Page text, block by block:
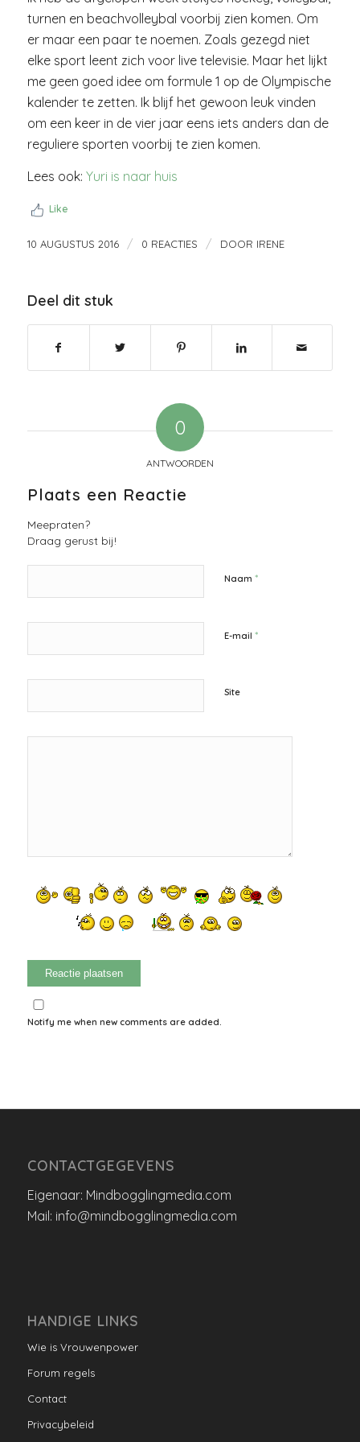
turnen en beachvolleybal voorbij zien komen. Om
er maar een paar te noemen. Zoals gezegd niet
elke sport leent zich voor live televisie. Maar het lijkt
me geen goed idee om formule 1 op de Olympische
kalender te zetten. Ik blijf het gewoon leuk vinden
om een keer in de vier jaar eens iets anders dan de
reguliere sporten voorbij te zien komen.
Lees ook: Yuri is naar huis
Like
10 AUGUSTUS 2016 / 0 REACTIES / DOOR IRENE
Deel dit stuk
0
ANTWOORDEN
Plaats een Reactie
Meepraten?
Draag gerust bij!
Naam *
E-mail *
Site
Notify me when new comments are added.
CONTACTGEGEVENS
Eigenaar: Mindbogglingmedia.com
Mail: info@mindbogglingmedia.com
HANDIGE LINKS
Wie is Vrouwenpower
Forum regels
Contact
Privacybeleid